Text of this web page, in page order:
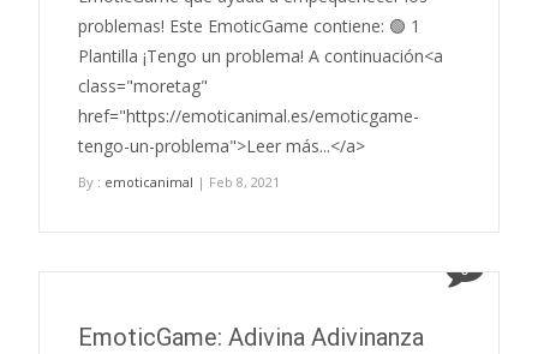
problemas! Este EmoticGame contiene: 🟢 1
Plantilla ¡Tengo un problema! A continuación<a
class="moretag"
href="https://emoticanimal.es/emoticgame-
tengo-un-problema">Leer más...</a>
By : emoticanimal | Feb 8, 2021
0
EmoticGame: Adivina Adivinanza